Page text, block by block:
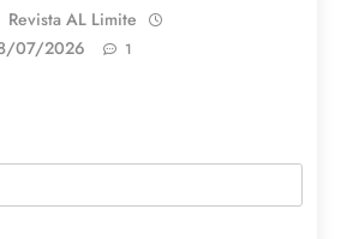
Revista AL Limite
07/2026
1